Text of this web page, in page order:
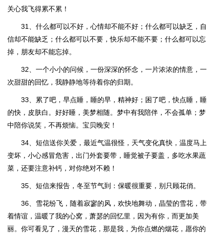
关心我飞得累不累！
31、什么都可以不好，心情却不能不好；什么都可以缺乏，自
信却不能缺乏；什么都可以不要，快乐却不能不要；什么都可以忘
掉，朋友却不能忘掉。
32、一个小小的问候，一份深深的怀念，一片浓浓的情意，一
次甜甜的回忆，我静静地等待着你的归期。
33、累了吧，早点睡，睡的早，精神好；困了吧，快点睡，睡
的快，皮肤白。好好睡，美梦相随。梦中有我陪伴，不会孤单；梦
中陪你说笑，不再烦恼。宝贝晚安！
34、短信送你关爱，最近气温很怪，天气变化真快，温度马上
变坏，小心感冒危害，出门外套要带，睡觉被子要盖，多吃水果蔬
菜，还要注意补钙，对你绝对不赖！
35、短信来报告，冬至节气到：保暖很重要，别只顾花俏。
36、雪花纷飞，随着寂寥的风，欢快地舞动，晶莹的雪花，带
着情谊，温暖了我的心窝，萧瑟的回忆里，因为有你，而更加美
丽。你可看见了，漫天的雪花，那是我，为你点燃的烟花，愿你的